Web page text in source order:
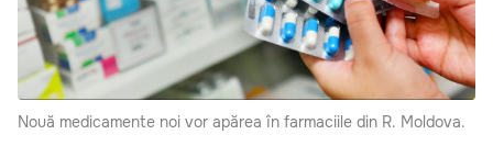
Nouă medicamente noi vor apărea în farmaciile din R. Moldova.